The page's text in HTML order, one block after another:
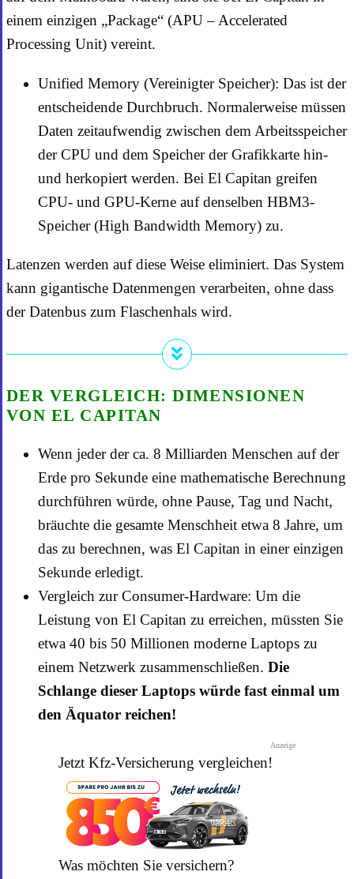
einem einzigen „Package“ (APU – Accelerated
Processing Unit) vereint.
Unified Memory (Vereinigter Speicher): Das ist der
entscheidende Durchbruch. Normalerweise müssen
Daten zeitaufwendig zwischen dem Arbeitsspeicher
der CPU und dem Speicher der Grafikkarte hin-
und herkopiert werden. Bei El Capitan greifen
CPU- und GPU-Kerne auf denselben HBM3-
Speicher (High Bandwidth Memory) zu.
Latenzen werden auf diese Weise eliminiert. Das System
kann gigantische Datenmengen verarbeiten, ohne dass
der Datenbus zum Flaschenhals wird.
DER VERGLEICH: DIMENSIONEN
VON EL CAPITAN
Wenn jeder der ca. 8 Milliarden Menschen auf der
Erde pro Sekunde eine mathematische Berechnung
durchführen würde, ohne Pause, Tag und Nacht,
bräuchte die gesamte Menschheit etwa 8 Jahre, um
das zu berechnen, was El Capitan in einer einzigen
Sekunde erledigt.
Vergleich zur Consumer-Hardware: Um die
Leistung von El Capitan zu erreichen, müssten Sie
etwa 40 bis 50 Millionen moderne Laptops zu
einem Netzwerk zusammenschließen. Die
Schlange dieser Laptops würde fast einmal um
den Äquator reichen!
Anzeige
Jetzt Kfz-Versicherung vergleichen!
Was möchten Sie versichern?